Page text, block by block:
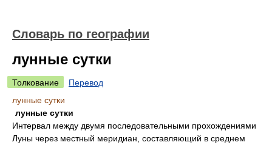
Словарь по географии
лунные сутки
Толкование
Перевод
лунные сутки
лунные сутки
Интервал между двумя последовательными прохождениями
Луны через местный меридиан, составляющий в среднем